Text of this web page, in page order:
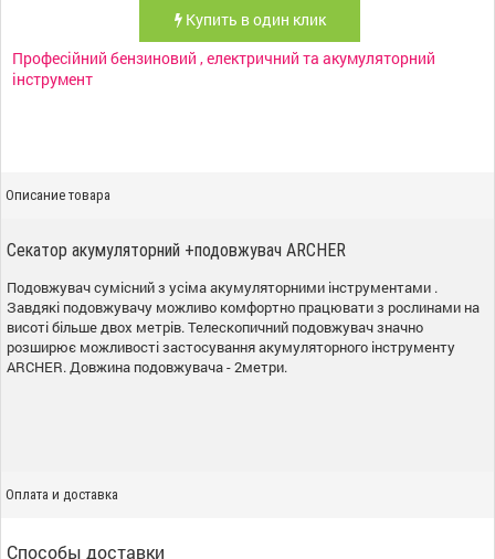
Купить в один клик
Професійний бензиновий , електричний та акумуляторний
інструмент
Описание товара
Секатор акумуляторний +подовжувач ARCHER
Подовжувач сумісний з усіма акумуляторними інструментами .
Завдякі подовжувачу можливо комфортно працювати з рослинами на
висоті більше двох метрів. Телескопичний подовжувач значно
розширює можливості застосування акумуляторного інструменту
ARCHER. Довжина подовжувача - 2метри.
Оплата и доставка
Способы доставки